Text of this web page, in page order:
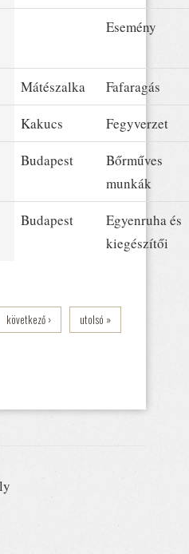
Esemény
Mátészalka
Fafaragás
Kakucs
Fegyverzet
Budapest
Bőrműves
munkák
Budapest
Egyenruha és
kiegészítői
következő › utolsó »